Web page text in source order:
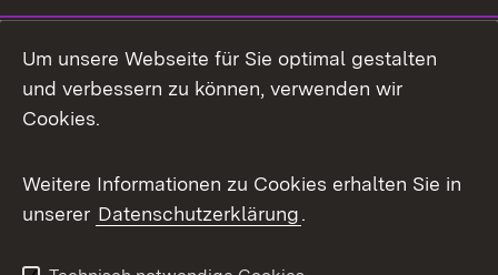
Um unsere Webseite für Sie optimal gestalten
und verbessern zu können, verwenden wir
Cookies.
Weitere Informationen zu Cookies erhalten Sie in
unserer Datenschutzerklärung.